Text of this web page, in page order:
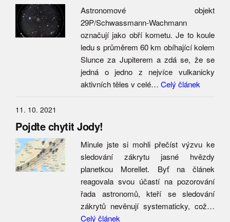
Astronomové objekt
29P/Schwassmann-Wachmann
označují jako obří kometu. Je to koule
ledu s průměrem 60 km obíhající kolem
Slunce za Jupiterem a zdá se, že se
jedná o jedno z nejvíce vulkanicky
aktivních těles v celé… Celý článek
11. 10. 2021
Pojďte chytit Jody!
Minule jste si mohli přečíst výzvu ke
sledování zákrytu jasné hvězdy
planetkou Morellet. Byť na článek
reagovala svou účastí na pozorování
řada astronomů, kteří se sledování
zákrytů nevěnují systematicky, což…
Celý článek